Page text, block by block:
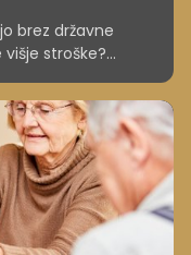
brez državne
stroške?
ji in vlada podajajo
strahom čakajo,
za oskrbo.